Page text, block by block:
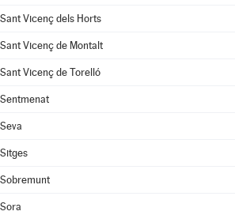
Sant Vicenç dels Horts
Sant Vicenç de Montalt
Sant Vicenç de Torelló
Sentmenat
Seva
Sitges
Sobremunt
Sora